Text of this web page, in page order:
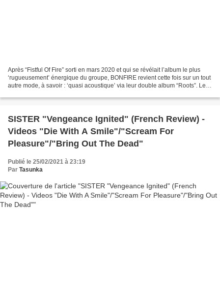
Après “Fistful Of Fire” sorti en mars 2020 et qui se révélait l’album le plus
‘rugueusement’ énergique du groupe, BONFIRE revient cette fois sur un tout
autre mode, à savoir : ‘quasi acoustique’ via leur double album “Roots”. Le
SISTER "Vengeance Ignited" (French Review) -
Videos "Die With A Smile"/"Scream For
Pleasure"/"Bring Out The Dead"
Publié le 25/02/2021 à 23:19
Par Tasunka